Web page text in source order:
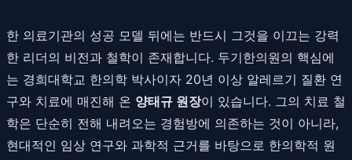
한 의료기관의 성공 모델 뒤에는 반드시 그것을 이끄는 강력
한 리더의 비전과 철학이 존재합니다. 두기한의원의 핵심에
는 경희대학교 한의학 박사이자 20년 이상 알레르기 질환 연
구와 치료에 매진해 온 양태규 원장이 있습니다. 그의 치료 철
학은 단순히 전해 내려오는 경험방에 의존하는 것이 아니라,
현대적인 임상 연구와 과학적 근거를 바탕으로 한의학적 원